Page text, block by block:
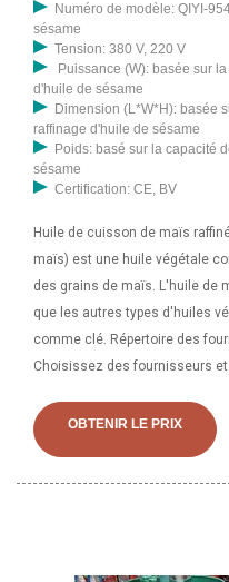
Numéro de modèle: QIYI-
sésame
Tension: 380 V, 220 V
Puissance (W): basée sur
d'huile de sésame
Dimension (L*W*H): basée
raffinage d'huile de sésame
Poids: basé sur la capacité
sésame
Certification: CE, BV
Huile de cuisson de maïs
maïs) est une huile végétale
des grains de maïs. L'huile de
que les autres types d'huiles
comme clé. Répertoire des
Choisissez des fournisseurs
de maïs raffinée en gros sur
autres produits à base de
OBTENIR LE PRIX